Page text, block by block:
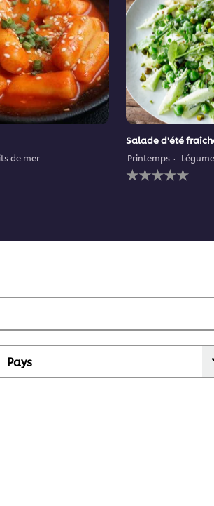
de mer
Salade d'été
Printemps
Aucune
évaluation